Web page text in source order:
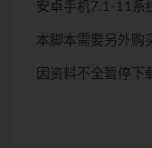
安卓手机7.1-11系
本脚本需要另外购
因资料不全暂停下